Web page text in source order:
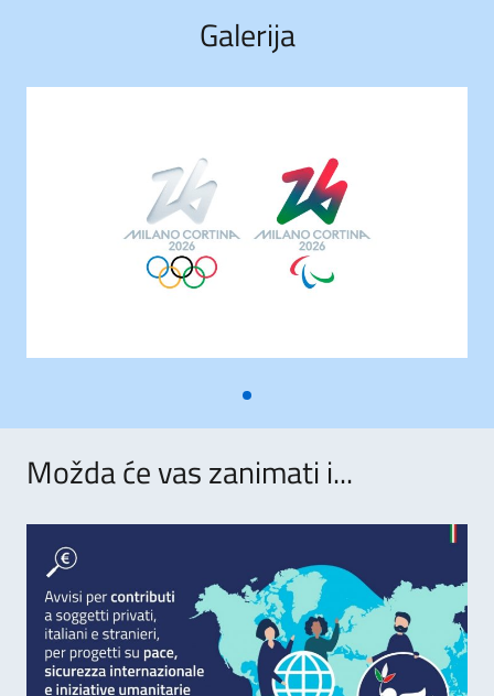
Galerija
Možda će vas zanimati i...